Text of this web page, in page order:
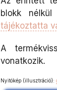
blokk
tájékoztatta
A
vonatkozik.
Nyitókép (illusztráció):